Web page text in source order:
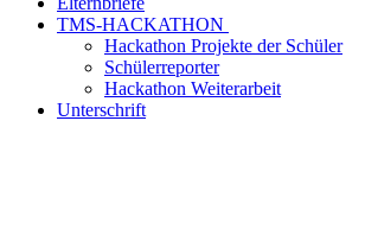
TMS-HACKATHON
Hackathon Projekte der Schüler
Schülerreporter
Hackathon Weiterarbeit
Unterschrift